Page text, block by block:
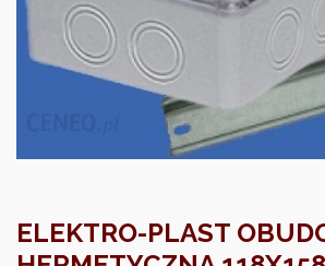
ELEKTRO-PLAST